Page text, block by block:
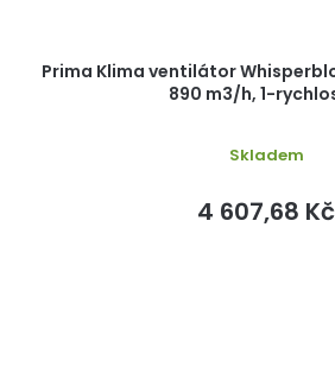
Prima Klima ventilátor
890 m3/h, 1-
Skladem
4 607,68 Kč